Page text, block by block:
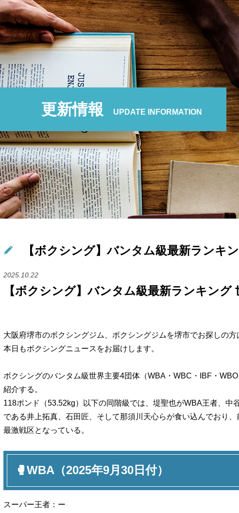
更新情報 UPDATE INFORMATION
【ボクシング】バンタム級最新ランキ
2025.10.22
【ボクシング】バンタム級最新ランキング
大阪府堺市のボクシングジム、ボクシングジムを堺市でお探しの方
本日もボクシングニュースをお届けします。
ボクシングのバンタム級世界主要4団体（WBA・WBC・IBF・
紹介する。
118ポンド（53.52kg）以下の同階級では、堤聖也がWBA王者、
である井上拓真、石田匠、そして那須川天心らが食い込んでおり
最激戦区となっている。
🥊WBA（2025年9月30日付）
スーパー王者：ー